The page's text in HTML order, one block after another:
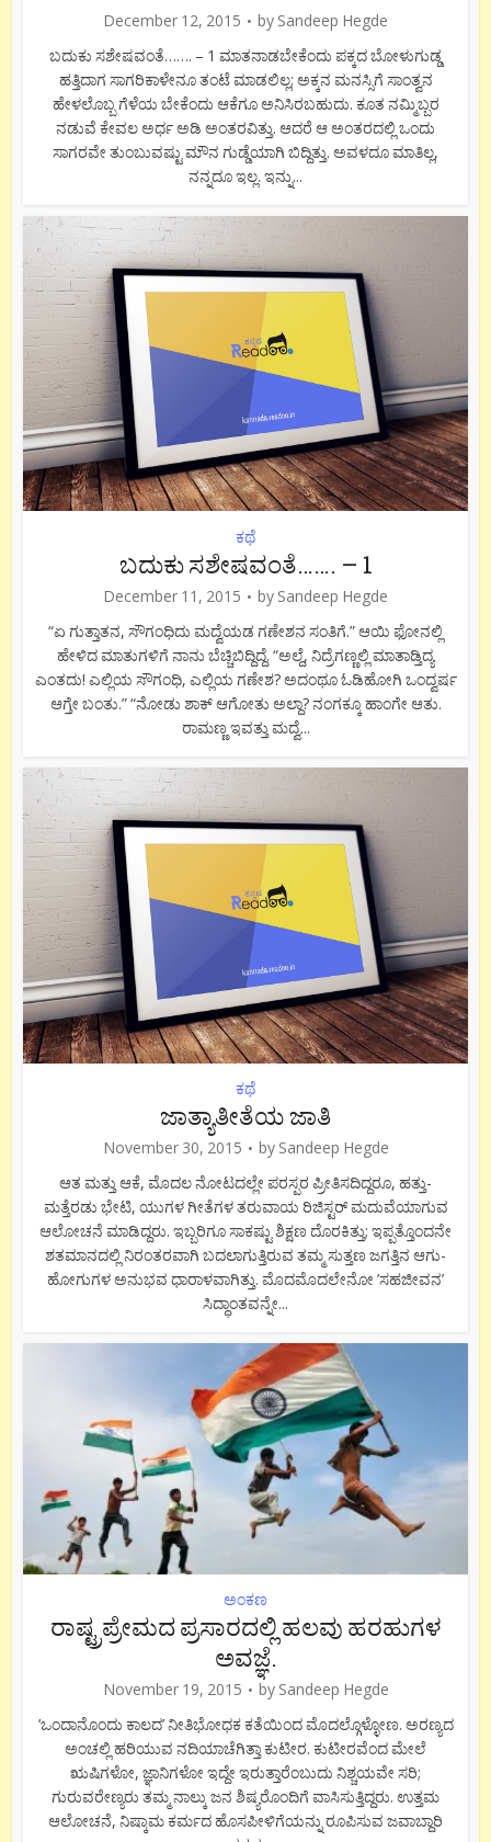
December 12, 2015 by Sandeep Hegde
ಬದುಕು ಸಶೇಷವಂತೆ……. – 1 ಮಾತನಾಡಬೇಕೆಂದು ಪಕ್ಕದ ಬೋಳುಗುಡ್ಡ
ಹತ್ತಿದಾಗ ಸಾಗರಿಕಾಳೇನೂ ತಂಟೆ ಮಾಡಲಿಲ್ಲ; ಅಕ್ಕನ ಮನಸ್ಸಿಗೆ ಸಾಂತ್ವನ
ಹೇಳಲೊಬ್ಬ ಗೆಳೆಯ ಬೇಕೆಂದು ಆಕೆಗೂ ಅನಿಸಿರಬಹುದು. ಕೂತ ನಮ್ಮಿಬ್ಬರ
ನಡುವೆ ಕೇವಲ ಅರ್ಧ ಅಡಿ ಅಂತರವಿತ್ತು. ಆದರೆ ಆ ಅಂತರದಲ್ಲಿ ಒಂದು
ಸಾಗರವೇ ತುಂಬುವಷ್ಟು ಮೌನ ಗುಡ್ಡೆಯಾಗಿ ಬಿದ್ದಿತ್ತು. ಅವಳದೂ ಮಾತಿಲ್ಲ,
ನನ್ನದೂ ಇಲ್ಲ. ಇನ್ನು...
ಕಥೆ
ಬದುಕು ಸಶೇಷವಂತೆ……. – 1
December 11, 2015 by Sandeep Hegde
“ಏ ಗುತ್ತಾತನ, ಸೌಗಂಧಿದು ಮದ್ವೆಯಡ ಗಣೇಶನ ಸಂತಿಗೆ.” ಆಯಿ ಫೋನಲ್ಲಿ
ಹೇಳಿದ ಮಾತುಗಳಿಗೆ ನಾನು ಬೆಚ್ಚಿಬಿದ್ದಿದ್ದೆ. “ಅಲ್ದೆ, ನಿದ್ರೆಗಣ್ಣಲ್ಲಿ ಮಾತಾಡ್ತಿದ್ಯ
ಎಂತದು! ಎಲ್ಲಿಯ ಸೌಗಂಧಿ, ಎಲ್ಲಿಯ ಗಣೇಶ? ಅದಂಥೂ ಓಡಿಹೋಗಿ ಒಂದ್ವರ್ಷ
ಆಗ್ತೇ ಬಂತು.” “ನೋಡು ಶಾಕ್ ಆಗೋತು ಅಲ್ದಾ? ನಂಗಕ್ಕೂ ಹಾಂಗೇ ಆತು.
ರಾಮಣ್ಣ ಇವತ್ತು ಮದ್ವೆ...
ಕಥೆ
ಜಾತ್ಯಾತೀತೆಯ ಜಾತಿ
November 30, 2015 by Sandeep Hegde
ಆತ ಮತ್ತು ಆಕೆ, ಮೊದಲ ನೋಟದಲ್ಲೇ ಪರಸ್ಪರ ಪ್ರೀತಿಸದಿದ್ದರೂ, ಹತ್ತು-
ಮತ್ತೆರಡು ಭೇಟಿ, ಯುಗಳ ಗೀತೆಗಳ ತರುವಾಯ ರಿಜಿಸ್ಟರ್ ಮದುವೆಯಾಗುವ
ಆಲೋಚನೆ ಮಾಡಿದ್ದರು. ಇಬ್ಬರಿಗೂ ಸಾಕಷ್ಟು ಶಿಕ್ಷಣ ದೊರಕಿತ್ತು; ಇಪ್ಪತ್ತೊಂದನೇ
ಶತಮಾನದಲ್ಲಿ ನಿರಂತರವಾಗಿ ಬದಲಾಗುತ್ತಿರುವ ತಮ್ಮ ಸುತ್ತಣ ಜಗತ್ತಿನ ಆಗು-
ಹೋಗುಗಳ ಅನುಭವ ಧಾರಾಳವಾಗಿತ್ತು. ಮೊದಮೊದಲೇನೋ ’ಸಹಜೀವನ’
ಸಿದ್ಧಾಂತವನ್ನೇ...
ಅಂಕಣ
ರಾಷ್ಟ್ರಪ್ರೇಮದ ಪ್ರಸಾರದಲ್ಲಿ ಹಲವು ಹರಹುಗಳ
ಅವಜ್ಞೆ.
November 19, 2015 by Sandeep Hegde
’ಒಂದಾನೊಂದು ಕಾಲದ’ ನೀತಿಭೋಧಕ ಕತೆಯಿಂದ ಮೊದಲ್ಗೊಳ್ಳೋಣ. ಅರಣ್ಯದ
ಅಂಚಲ್ಲಿ ಹರಿಯುವ ನದಿಯಾಚೆಗಿತ್ತಾ ಕುಟೀರ. ಕುಟೀರವೆಂದ ಮೇಲೆ
ಋಷಿಗಳೋ, ಜ್ಞಾನಿಗಳೋ ಇದ್ದೇ ಇರುತ್ತಾರೆಂಬುದು ನಿಶ್ಚಯವೇ ಸರಿ;
ಗುರುವರೇಣ್ಯರು ತಮ್ಮ ನಾಲ್ಕು ಜನ ಶಿಷ್ಯರೊಂದಿಗೆ ವಾಸಿಸುತ್ತಿದ್ದರು. ಉತ್ತಮ
ಆಲೋಚನೆ, ನಿಷ್ಕಾಮ ಕರ್ಮದ ಹೊಸಪೀಳಿಗೆಯನ್ನು ರೂಪಿಸುವ ಜವಾಬ್ದಾರಿ